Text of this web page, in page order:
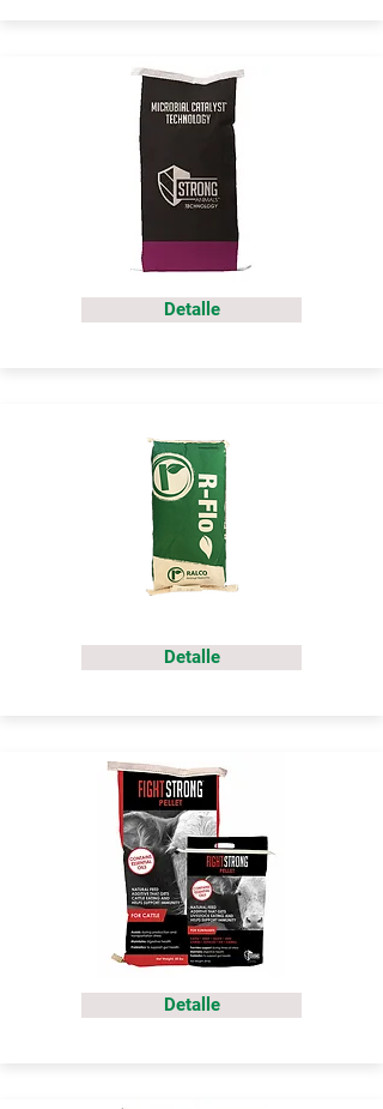
Detalle
Detalle
Detalle